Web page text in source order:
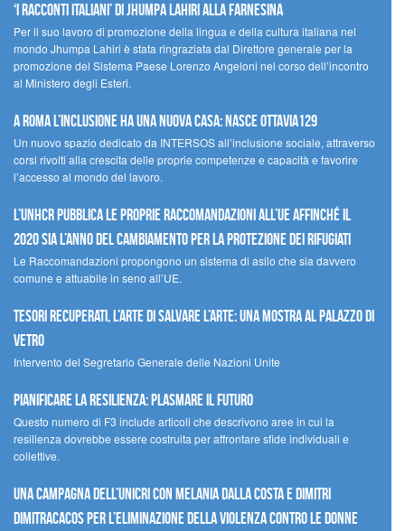
‘I racconti italiani’ di Jhumpa Lahiri alla Farnesina
Per il suo lavoro di promozione della lingua e della cultura italiana nel
mondo Jhumpa Lahiri è stata ringraziata dal Direttore generale per la
promozione del Sistema Paese Lorenzo Angeloni nel corso dell’incontro
al Ministero degli Esteri.
A Roma l’inclusione ha una nuova casa: nasce Ottavia129
Un nuovo spazio dedicato da INTERSOS all’inclusione sociale, attraverso
corsi rivolti alla crescita delle proprie competenze e capacità e favorire
l’accesso al mondo del lavoro.
L’UNHCR pubblica le proprie raccomandazioni all’UE affinché il
2020 sia l’anno del cambiamento per la protezione dei rifugiati
Le Raccomandazioni propongono un sistema di asilo che sia davvero
comune e attuabile in seno all’UE.
Tesori recuperati, l’arte di salvare l’arte: una mostra al Palazzo di
Vetro
Intervento del Segretario Generale delle Nazioni Unite
Pianificare la resilienza: plasmare il futuro
Questo numero di F3 include articoli che descrivono aree in cui la
resilienza dovrebbe essere costruita per affrontare sfide individuali e
collettive.
Una campagna dell’UNICRI con Melania Dalla Costa e Dimitri
Dimitracacos per l’eliminazione della violenza contro le donne